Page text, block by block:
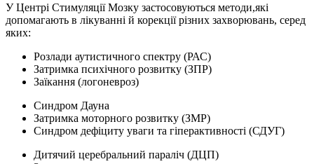
У Центрі Стимуляції Мозку застосовуються методи,які
допомагають в лікуванні й корекції різних захворювань, серед
яких:
Розлади аутистичного спектру (РАС)
Затримка психічного розвитку (ЗПР)
Заїкання (логоневроз)
Синдром Дауна
Затримка моторного розвитку (ЗМР)
Синдром дефіциту уваги та гіперактивності (СДУГ)
Дитячий церебральний параліч (ДЦП)